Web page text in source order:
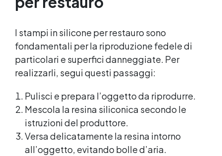
I stampi in silicone per restauro sono
fondamentali per la riproduzione fedele di
particolari e superfici danneggiate. Per
realizzarli, segui questi passaggi:
Pulisci e prepara l’oggetto da riprodurre.
Mescola la resina siliconica secondo le
istruzioni del produttore.
Versa delicatamente la resina intorno
all’oggetto, evitando bolle d’aria.